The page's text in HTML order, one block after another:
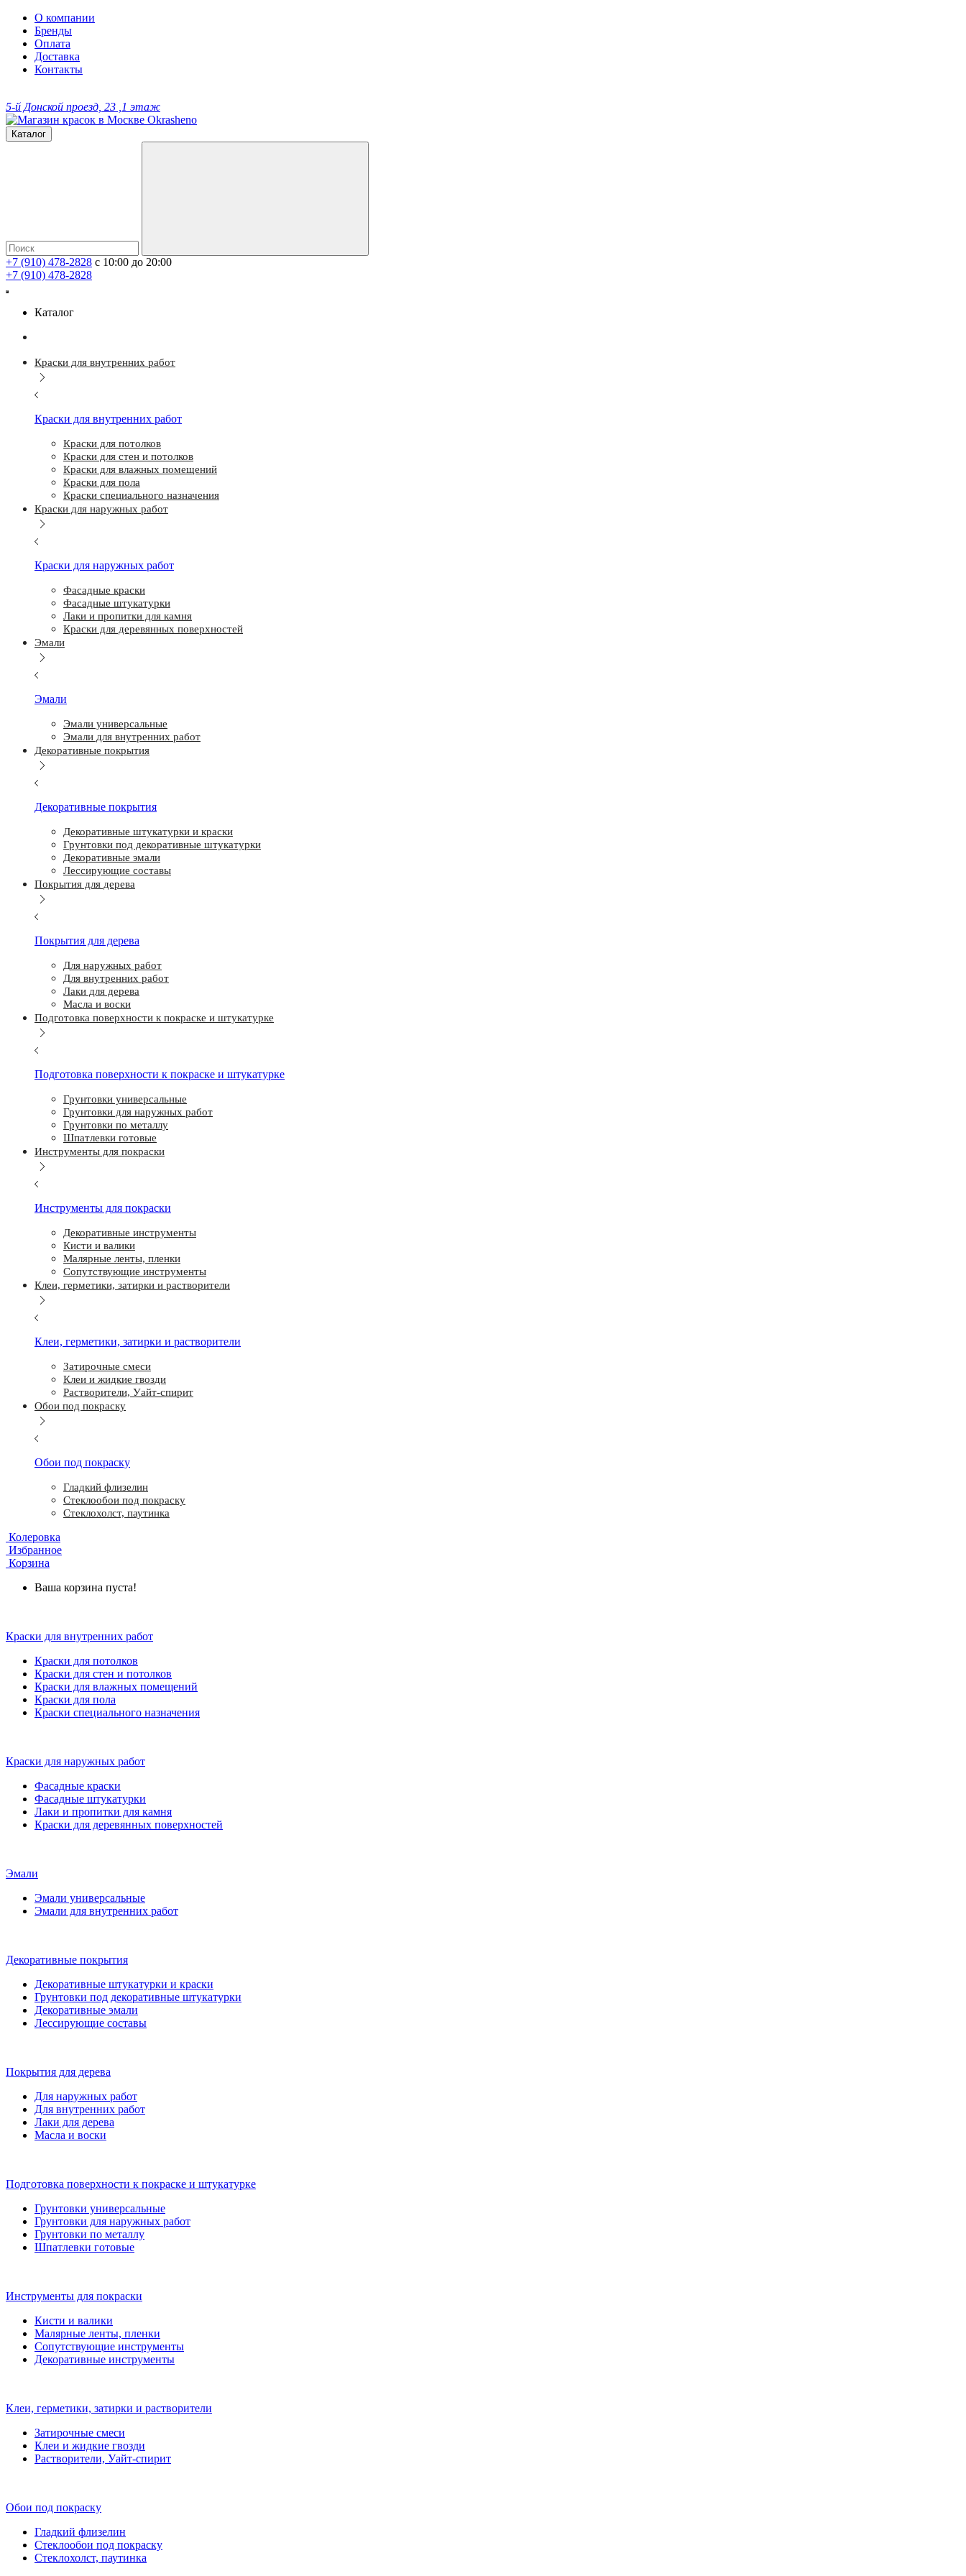
О компании
Бренды
Оплата
Доставка
Контакты
5-й Донской проезд, 23 ,1 этаж
Каталог
+7 (910) 478-2828 с 10:00 до 20:00
+7 (910) 478-2828
Каталог
Краски для внутренних работ
Краски для внутренних работ
Краски для потолков
Краски для стен и потолков
Краски для влажных помещений
Краски для пола
Краски специального назначения
Краски для наружных работ
Краски для наружных работ
Фасадные краски
Фасадные штукатурки
Лаки и пропитки для камня
Краски для деревянных поверхностей
Эмали
Эмали
Эмали универсальные
Эмали для внутренних работ
Декоративные покрытия
Декоративные покрытия
Декоративные штукатурки и краски
Грунтовки под декоративные штукатурки
Декоративные эмали
Лессирующие составы
Покрытия для дерева
Покрытия для дерева
Для наружных работ
Для внутренних работ
Лаки для дерева
Масла и воски
Подготовка поверхности к покраске и штукатурке
Подготовка поверхности к покраске и штукатурке
Грунтовки универсальные
Грунтовки для наружных работ
Грунтовки по металлу
Шпатлевки готовые
Инструменты для покраски
Инструменты для покраски
Декоративные инструменты
Кисти и валики
Малярные ленты, пленки
Сопутствующие инструменты
Клеи, герметики, затирки и растворители
Клеи, герметики, затирки и растворители
Затирочные смеси
Клеи и жидкие гвозди
Растворители, Уайт-спирит
Обои под покраску
Обои под покраску
Гладкий флизелин
Стеклообои под покраску
Стеклохолст, паутинка
Колеровка
Избранное
Корзина
Ваша корзина пуста!
Краски для внутренних работ
Краски для потолков
Краски для стен и потолков
Краски для влажных помещений
Краски для пола
Краски специального назначения
Краски для наружных работ
Фасадные краски
Фасадные штукатурки
Лаки и пропитки для камня
Краски для деревянных поверхностей
Эмали
Эмали универсальные
Эмали для внутренних работ
Декоративные покрытия
Декоративные штукатурки и краски
Грунтовки под декоративные штукатурки
Декоративные эмали
Лессирующие составы
Покрытия для дерева
Для наружных работ
Для внутренних работ
Лаки для дерева
Масла и воски
Подготовка поверхности к покраске и штукатурке
Грунтовки универсальные
Грунтовки для наружных работ
Грунтовки по металлу
Шпатлевки готовые
Инструменты для покраски
Кисти и валики
Малярные ленты, пленки
Сопутствующие инструменты
Декоративные инструменты
Клеи, герметики, затирки и растворители
Затирочные смеси
Клеи и жидкие гвозди
Растворители, Уайт-спирит
Обои под покраску
Гладкий флизелин
Стеклообои под покраску
Стеклохолст, паутинка